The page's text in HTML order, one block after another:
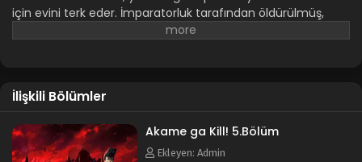
için evini terk eder. İmparatorluk tarafından öldürülmüş,
beyni yıkanmış ve eğitilmiş bir suikastçı olan Akame adında
Animenin diğer isimleri:
İlişkili Bölümler
Akame ga Kill! 5.Bölüm
Ekleyen: Admin